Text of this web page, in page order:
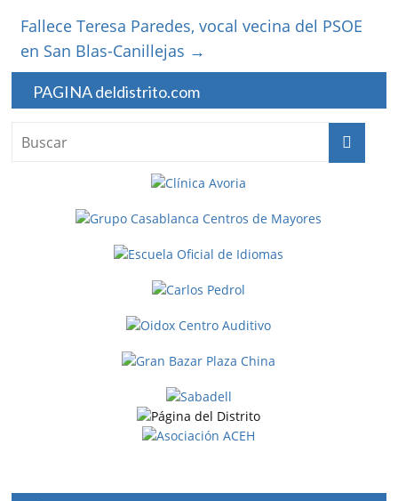
Fallece Teresa Paredes, vocal vecina del PSOE
en San Blas-Canillejas →
PAGINA deldistrito.com